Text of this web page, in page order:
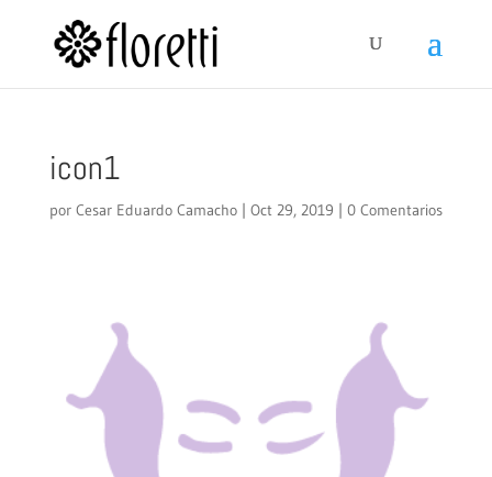
icon1
por Cesar Eduardo Camacho| Oct 29, 2019 | 0 Comentarios